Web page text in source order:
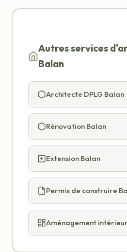
Autres services
Balan
Architecte DPLG Balan
Rénovation Balan
Extension Balan
Permis de construire
Aménagement